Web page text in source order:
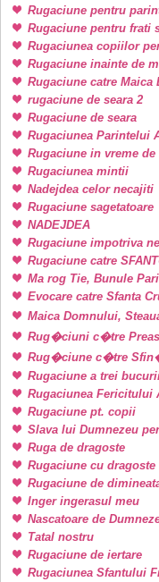
Rugaciune pentru
Rugaciune pentru frati
Rugaciunea copiilor
Rugaciune inainte de
Rugaciune catre Maica
rugaciune de seara 2
Rugaciune de seara
Rugaciunea Parintelui
Rugaciune in vreme
Rugaciunea mintii
Nadejdea celor necajiti
Rugaciune sagetatoare
NADEJDEA
Rugaciune impotriva
Rugaciune catre
Ma rog Tie, Bunule
Evocare catre Sfanta
Maica Domnului,
Rug�ciuni c�tre
Rug�ciune c�tre
Rugaciune a trei
Rugaciunea Fericitului
Rugaciune pt. copii
Slava lui Dumnezeu
Ruga de dragoste
Rugaciune cu dragoste
Rugaciune de
Inger ingerasul meu
Nascatoare de
Tatal nostru
Rugaciune de iertare
Rugaciunea Sfantului